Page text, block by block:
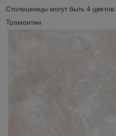
Столешницы могут быть 4 цветов:
Трамонтин